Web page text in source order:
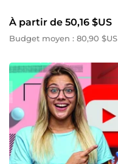
À partir de 50,16 $US
Budget moyen : 80,90 $US